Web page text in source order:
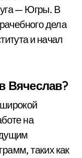
— Югры. В
дела
и начал
Вячеслав?
на
таких как